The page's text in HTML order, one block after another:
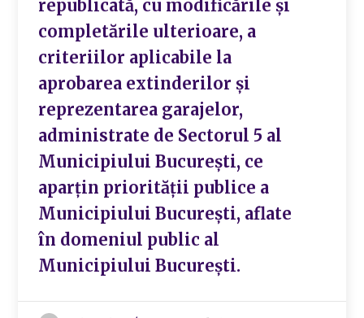
republicată, cu modificările și
completările ulterioare, a
criteriilor aplicabile la
aprobarea extinderilor și
reprezentarea garajelor,
administrate de Sectorul 5 al
Municipiului București, ce
aparțin priorității publice a
Municipiului București, aflate
în domeniul public al
Municipiului București.